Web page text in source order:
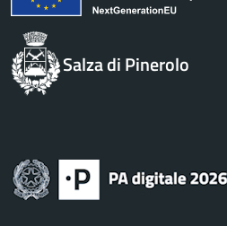
Salza di Pinerolo